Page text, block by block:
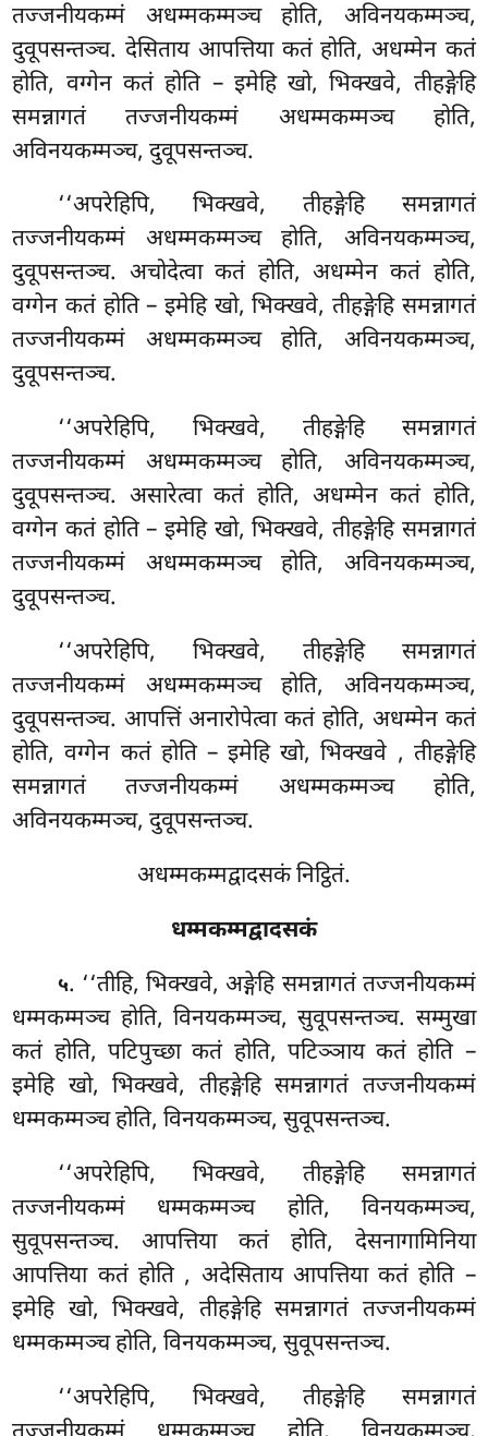
तज्जनीयकम्मं अधम्मकम्मञ्च होति, अविनयकम्मञ्च,
दुवूपसन्तञ्च. देसिताय आपत्तिया कतं होति, अधम्मेन कतं
होति, वग्गेन कतं होति – इमेहि खो, भिक्खवे, तीहङ्गेहि
समन्नागतं तज्जनीयकम्मं अधम्मकम्मञ्च होति,
अविनयकम्मञ्च, दुवूपसन्तञ्च.
‘‘अपरेहिपि, भिक्खवे, तीहङ्गेहि समन्नागतं
तज्जनीयकम्मं अधम्मकम्मञ्च होति, अविनयकम्मञ्च,
दुवूपसन्तञ्च. अचोदेत्वा कतं होति, अधम्मेन कतं होति,
वग्गेन कतं होति – इमेहि खो, भिक्खवे, तीहङ्गेहि समन्नागतं
तज्जनीयकम्मं अधम्मकम्मञ्च होति, अविनयकम्मञ्च,
दुवूपसन्तञ्च.
‘‘अपरेहिपि, भिक्खवे, तीहङ्गेहि समन्नागतं
तज्जनीयकम्मं अधम्मकम्मञ्च होति, अविनयकम्मञ्च,
दुवूपसन्तञ्च. असारेत्वा कतं होति, अधम्मेन कतं होति,
वग्गेन कतं होति – इमेहि खो, भिक्खवे, तीहङ्गेहि समन्नागतं
तज्जनीयकम्मं अधम्मकम्मञ्च होति, अविनयकम्मञ्च,
दुवूपसन्तञ्च.
‘‘अपरेहिपि, भिक्खवे, तीहङ्गेहि समन्नागतं
तज्जनीयकम्मं अधम्मकम्मञ्च होति, अविनयकम्मञ्च,
दुवूपसन्तञ्च. आपत्तिं अनारोपेत्वा कतं होति, अधम्मेन कतं
होति, वग्गेन कतं होति – इमेहि खो, भिक्खवे , तीहङ्गेहि
समन्नागतं तज्जनीयकम्मं अधम्मकम्मञ्च होति,
अविनयकम्मञ्च, दुवूपसन्तञ्च.
अधम्मकम्मद्वादसकं निट्ठितं.
धम्मकम्मद्वादसकं
५. ‘‘तीहि, भिक्खवे, अङ्गेहि समन्नागतं तज्जनीयकम्मं
धम्मकम्मञ्च होति, विनयकम्मञ्च, सुवूपसन्तञ्च. सम्मुखा
कतं होति, पटिपुच्छा कतं होति, पटिञ्ञाय कतं होति –
इमेहि खो, भिक्खवे, तीहङ्गेहि समन्नागतं तज्जनीयकम्मं
धम्मकम्मञ्च होति, विनयकम्मञ्च, सुवूपसन्तञ्च.
‘‘अपरेहिपि, भिक्खवे, तीहङ्गेहि समन्नागतं
तज्जनीयकम्मं धम्मकम्मञ्च होति, विनयकम्मञ्च,
सुवूपसन्तञ्च. आपत्तिया कतं होति, देसनागामिनिया
आपत्तिया कतं होति , अदेसिताय आपत्तिया कतं होति –
इमेहि खो, भिक्खवे, तीहङ्गेहि समन्नागतं तज्जनीयकम्मं
धम्मकम्मञ्च होति, विनयकम्मञ्च, सुवूपसन्तञ्च.
‘‘अपरेहिपि, भिक्खवे, तीहङ्गेहि समन्नागतं